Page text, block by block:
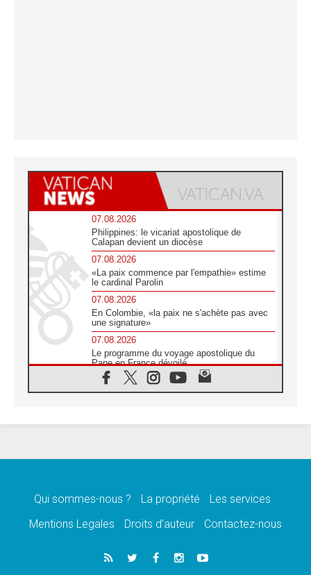
07.08.2026
Philippines: le vicariat apostolique de
Calapan devient un diocèse
07.08.2026
«La paix commence par l'empathie» estime
le cardinal Parolin
07.08.2026
En Colombie, «la paix ne s'achète pas avec
une signature»
07.08.2026
Le programme du voyage apostolique du
Pape en France dévoilé
07.08.2026
1ère Conférence continentale sur l'éducation
07.08.2026
07.08.2026
lancement des «dix jours de prière pour la
06.08.2026
Préparatifs des JMJ 2027 à Séoul: «c'est
Qui sommes-nous ? La propriété
Les services
Mentions Legales
Droits d’auteur Contactez-nous